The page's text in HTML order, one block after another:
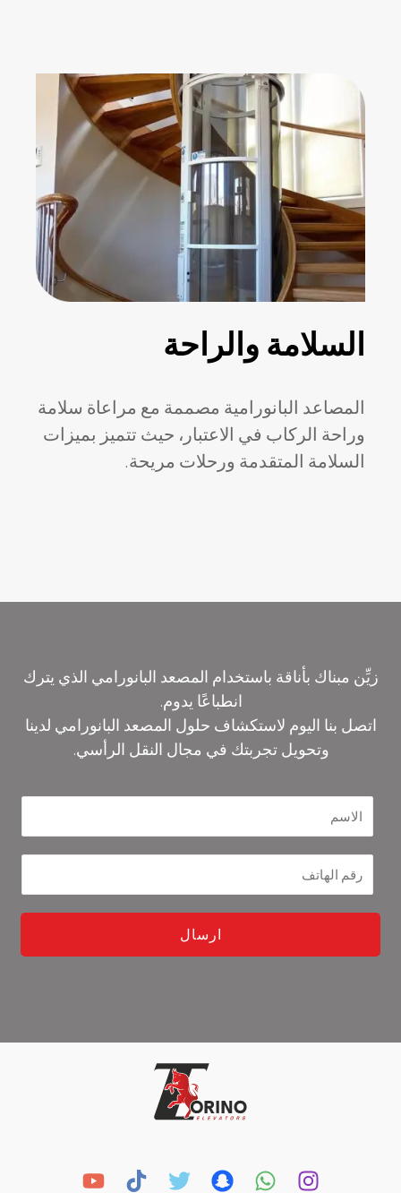
السلامة والراحة
المصاعد البانورامية مصممة مع مراعاة سلامة
وراحة الركاب في الاعتبار، حيث تتميز بميزات
السلامة المتقدمة ورحلات مريحة.
زيِّن مبناك بأناقة باستخدام المصعد البانورامي الذي يترك
انطباعًا يدوم.
اتصل بنا اليوم لاستكشاف حلول المصعد البانورامي لدينا
وتحويل تجربتك في مجال النقل الرأسي.
ارسال